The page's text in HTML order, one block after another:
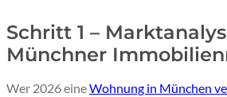
Schritt 1 –
Münchner
Wer 2026 eineWohnung in München